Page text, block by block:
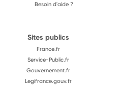
Besoin d'aide ?
Sites publics
France.fr
Service-Public.fr
Gouvernement.fr
Legifrance.gouv.fr